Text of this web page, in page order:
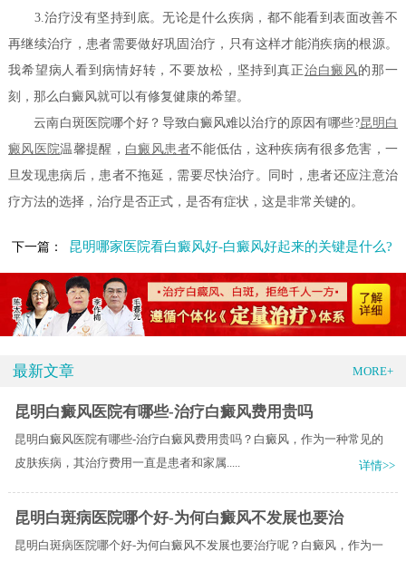
3.治疗没有坚持到底。无论是什么疾病，都不能看到表面改善不
再继续治疗，患者需要做好巩固治疗，只有这样才能消疾病的根源。
我希望病人看到病情好转，不要放松，坚持到真正治白癜风的那一
刻，那么白癜风就可以有修复健康的希望。
云南白斑医院哪个好？导致白癜风难以治疗的原因有哪些?昆明白
癜风医院温馨提醒， 白癜风患者不能低估，这种疾病有很多危害，一
旦发现患病后，患者不拖延，需要尽快治疗。同时，患者还应注意治
疗方法的选择，治疗是否正式，是否有症状，这是非常关键的。
下一篇： 昆明哪家医院看白癜风好-白癜风好起来的关键是什么?
最新文章 MORE+
昆明白癜风医院有哪些-治疗白癜风费用贵吗
昆明白癜风医院有哪些-治疗白癜风费用贵吗？白癜风，作为一种常见的
皮肤疾病，其治疗费用一直是患者和家属.....
详情>>
昆明白斑病医院哪个好-为何白癜风不发展也要治
昆明白斑病医院哪个好-为何白癜风不发展也要治疗呢？白癜风，作为一